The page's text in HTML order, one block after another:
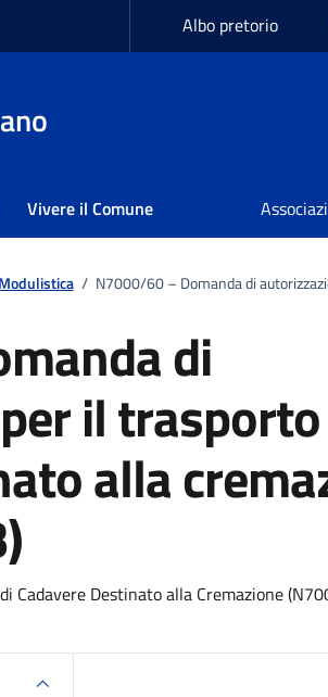
Albo pretorio
Vivere il Comune
Modulistica / N7000/60 – Domanda di
di
il
alla
Cadavere Destinato alla Cremazione